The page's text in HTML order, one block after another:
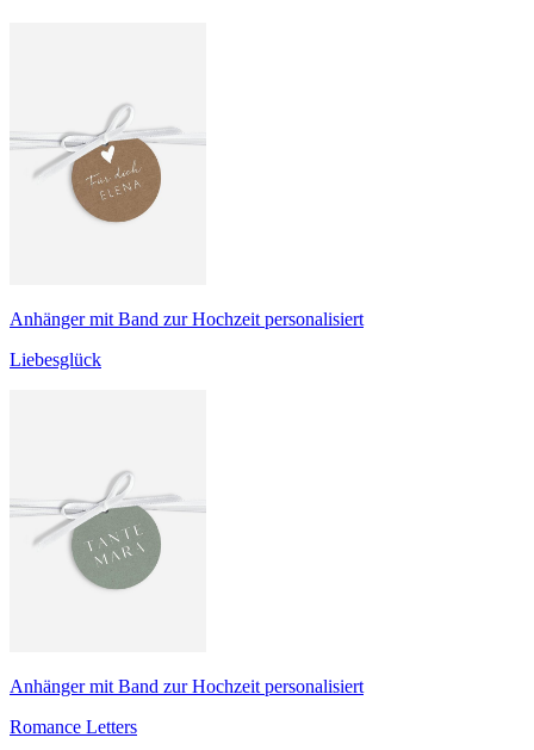
Anhänger mit Band zur Hochzeit personalisiert
Liebesglück
Anhänger mit Band zur Hochzeit personalisiert
Romance Letters